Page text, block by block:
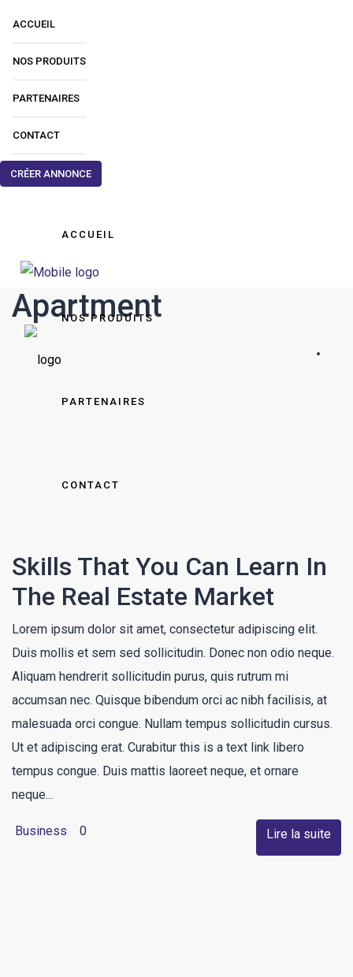
ACCUEIL
NOS PRODUITS
PARTENAIRES
CONTACT
CRÉER ANNONCE
ACCUEIL
NOS PRODUITS
PARTENAIRES
CONTACT
Apartment
Skills That You Can Learn In
The Real Estate Market
Lorem ipsum dolor sit amet, consectetur adipiscing elit.
Duis mollis et sem sed sollicitudin. Donec non odio neque.
Aliquam hendrerit sollicitudin purus, quis rutrum mi
accumsan nec. Quisque bibendum orci ac nibh facilisis, at
malesuada orci congue. Nullam tempus sollicitudin cursus.
Ut et adipiscing erat. Curabitur this is a text link libero
tempus congue. Duis mattis laoreet neque, et ornare
neque...
Business 0 Lire la suite